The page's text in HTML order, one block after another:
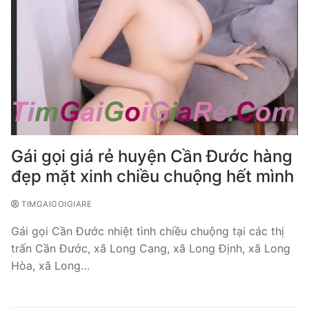
Gái gọi giá rẻ huyện Cần Đước hàng
đẹp mặt xinh chiều chuộng hết mình
TIMGAIGOIGIARE
Gái gọi Cần Đước nhiệt tình chiều chuộng tại các thị
trấn Cần Đước, xã Long Cang, xã Long Định, xã Long
Hòa, xã Long…